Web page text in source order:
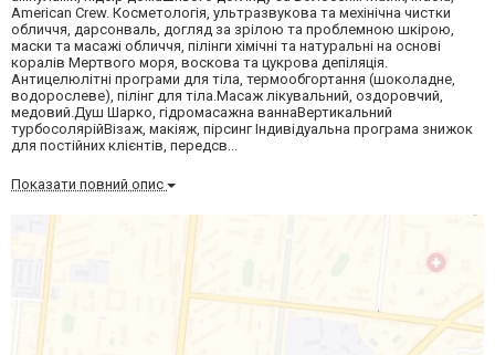
American Crew. Косметологія, ультразвукова та мехінічна чистки
обличчя, дарсонваль, догляд за зрілою та проблемною шкірою,
маски та масажі обличчя, пілінги хімічні та натуральні на основі
коралів Мертвого моря, воскова та цукрова депіляція.
Антицелюлітні програми для тіла, термообгортання (шоколадне,
водорослеве), пілінг для тіла.Масаж лікувальний, оздоровчий,
медовий.Душ Шарко, гідромасажна ваннаВертикальний
турбосолярійВізаж, макіяж, пірсинг Індивідуальна програма знижок
для постійних клієнтів, передсв...
Показати повний опис